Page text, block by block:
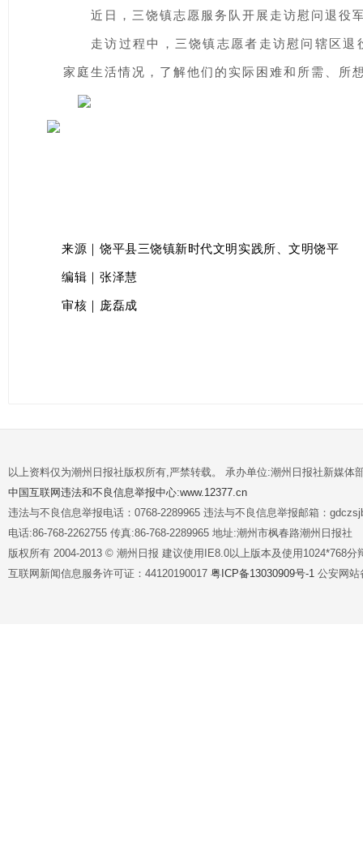
近日，三饶镇志愿服务队开展走访慰问退役
走访过程中，三饶镇志愿者走访慰问辖区
家庭生活情况，了解他们的实际困难和所需、所
来源｜饶平县三饶镇新时代文明实践所、文明饶平
编辑｜张泽慧
审核｜庞磊成
以上资料仅为潮州日报社版权所有,严禁转载。 承办单位:潮州日报社新媒体
中国互联网违法和不良信息举报中心:www.12377.cn
违法与不良信息举报电话：0768-2289965 违法与不良信息举报邮箱：
电话:86-768-2262755 传真:86-768-2289965 地址:潮州市枫春路潮州日报社
版权所有 2004-2013 © 潮州日报 建议使用IE8.0以上版本及使用1024*768分
互联网新闻信息服务许可证：44120190017 粤ICP备13030909号-1 公安网站